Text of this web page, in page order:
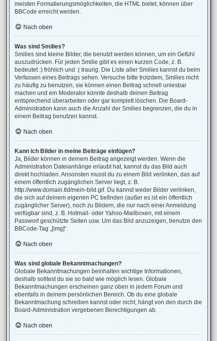
meisten Formatierungsmöglichkeiten, die HTML bietet, können über
BBCode erreicht werden.
Nach oben
Was sind Smilies?
Smilies sind kleine Bilder, die benutzt werden können, um ein Gefühl
auszudrücken. Für jeden Smilie gibt es einen kurzen Code, z. B.
bedeutet :) fröhlich und :( traurig. Die Liste aller Smilies kannst du beim
Verfassen eines Beitrags sehen. Versuche bitte trotzdem, Smilies nicht
zu häufig zu benutzen, sie können einen Beitrag schnell unlesbar
machen und ein Moderator könnte deshalb deinen Beitrag
entsprechend überarbeiten oder gar komplett löschen. Die Board-
Administration kann auch die Anzahl der Smilies begrenzen, die du in
einem Beitrag benutzen kannst.
Nach oben
Kann ich Bilder in meine Beiträge einfügen?
Ja, Bilder können in deinem Beitrag angezeigt werden. Wenn die
Administration Dateianhänge erlaubt hat, kannst du das Bild auch
direkt hochladen. Ansonsten musst du zu einem Bild verlinken, das auf
einem öffentlich zugänglichen Server liegt, z. B.
http://www.domain.tld/mein-bild.gif. Du kannst weder Bilder verlinken,
die sich auf deinem eigenen PC befinden (außer es ist ein öffentlich
zugänglicher Server), noch zu Bildern, die nur nach einer Anmeldung
verfügbar sind, z. B. Hotmail- oder Yahoo-Mailboxen, mit einem
Passwort geschützte Seiten usw. Um das Bild anzuzeigen, benutze den
BBCode-Tag „[img]“.
Nach oben
Was sind globale Bekanntmachungen?
Globale Bekanntmachungen beinhalten wichtige Informationen,
deshalb solltest du sie so bald wie möglich lesen. Globale
Bekanntmachungen erscheinen ganz oben in jedem Forum und
ebenfalls in deinem persönlichen Bereich. Ob du eine globale
Bekanntmachung schreiben kannst oder nicht, hängt von den durch die
Board-Administration vergebenen Berechtigungen ab.
Nach oben